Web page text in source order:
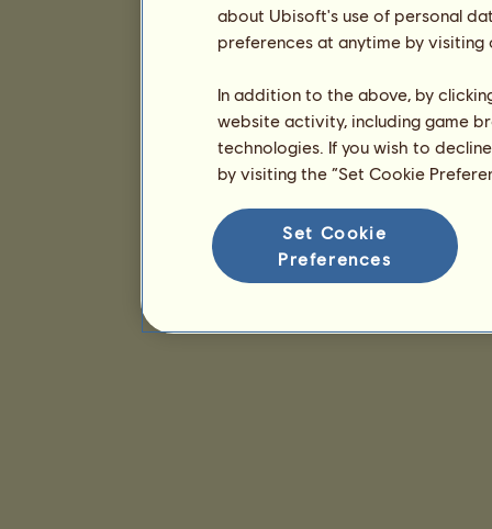
about Ubisoft's use of personal
preferences at anytime by
In addition to the above, by
website activity, including game
technologies. If you wish to
by visiting the “Set Cookie
Set Cookie
Preferences